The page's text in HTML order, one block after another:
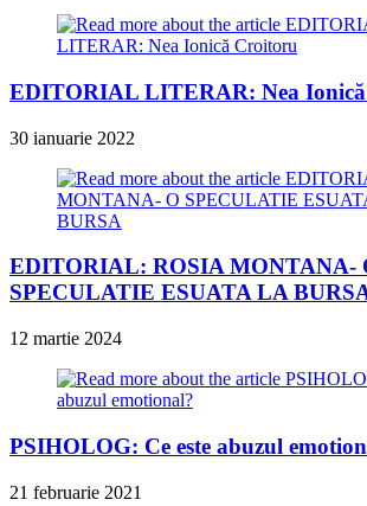
EDITORIAL LITERAR: Nea
30 ianuarie 2022
EDITORIAL: ROSIA MONTANA-
SPECULATIE ESUATA LA
12 martie 2024
PSIHOLOG: Ce este abuzul
21 februarie 2021